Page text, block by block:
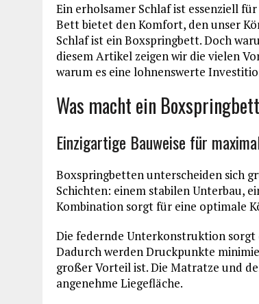
Ein erholsamer Schlaf ist essenziell
Bett bietet den Komfort, den unser
Schlaf ist ein Boxspringbett. Doch
diesem Artikel zeigen wir die vielen
warum es eine lohnenswerte
Was macht ein
Einzigartige Bauweise für
Boxspringbetten unterscheiden sich
Schichten: einem stabilen Unterbau,
Kombination sorgt für eine optimale
Die federnde Unterkonstruktion sorgt
Dadurch werden Druckpunkte
großer Vorteil ist. Die Matratze und
angenehme Liegefläche.